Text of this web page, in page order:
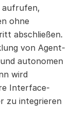
aufrufen,
ohne
abschließen.
von Agent-
autonomen
wird
Interface-
zu integrieren